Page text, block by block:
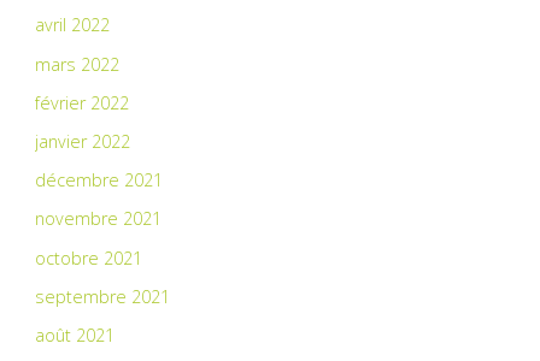
avril 2022
mars 2022
février 2022
janvier 2022
décembre 2021
novembre 2021
octobre 2021
septembre 2021
août 2021